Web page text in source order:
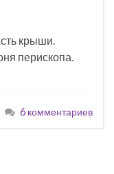
крыши.
перископа.
6 комментариев